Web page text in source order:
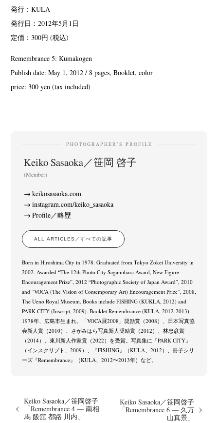
発行：KULA
発行日：2012年5月1日
定価：300円 (税込)
Remembrance 5: Kumakogen
Publish date: May 1, 2012 / 8 pages, Booklet, color
price: 300 yen (tax included)
PHOTOGRAPHER’S PROFILE
Keiko Sasaoka／笹岡 啓子
(Member)
keikosasaoka.com
instagram.com/keiko_sasaoka
Profile／略歴
ALL ARTICLES／すべての記事
Born in Hiroshima City in 1978. Graduated from Tokyo Zokei University in
2002. Awarded “The 12th Photo City Sagamihara Award, New Figure
Encouragement Prize”, 2012 “Photographic Society of Japan Award”, 2010
and “VOCA (The Vision of Contemporary Art) Encouragement Prize”, 2008,
The Ueno Royal Museum. Books include FISHING (KUKLA, 2012) and
PARK CITY (Inscript, 2009). Booklet Remembrance (KULA, 2012-2013).
1978年、広島市生まれ。「VOCA展2008」奨励賞（2008）、日本写真協
会新人賞（2010）、さがみはら写真新人奨励賞（2012）、林忠彦賞
（2014）、東川新人作家賞（2022）を受賞。写真集に『PARK CITY』
（インスクリプト、2009）、『FISHING』（KULA、2012）、冊子シリ
ーズ『Remembrance』（KULA、2012〜2013年）など。
Keiko Sasaoka／笹岡啓子
「Remembrance 4 — 南相
馬 飯舘 都路 川内」
Keiko Sasaoka／笹岡啓子
「Remembrance 6 — 久万
山真景」